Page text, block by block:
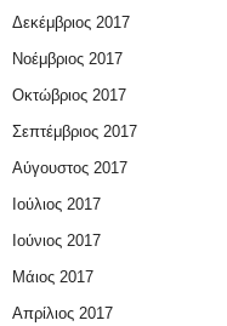
Δεκέμβριος 2017
Νοέμβριος 2017
Οκτώβριος 2017
Σεπτέμβριος 2017
Αύγουστος 2017
Ιούλιος 2017
Ιούνιος 2017
Μάιος 2017
Απρίλιος 2017